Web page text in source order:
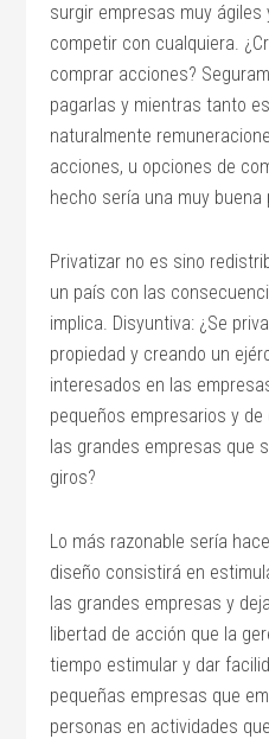
surgir empresas muy
competir con cualquiera.
comprar acciones?
pagarlas y mientras tanto
naturalmente
acciones, u opciones de
hecho sería una muy buena
Privatizar no es sino
un país con las
implica. Disyuntiva: ¿Se
propiedad y creando un
interesados en las
pequeños empresarios y
las grandes empresas que
giros?
Lo más razonable sería
diseño consistirá en
las grandes empresas y
libertad de acción que la
tiempo estimular y dar
pequeñas empresas que
personas en actividades